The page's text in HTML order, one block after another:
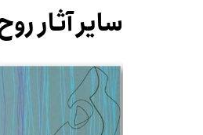
سایر آثار